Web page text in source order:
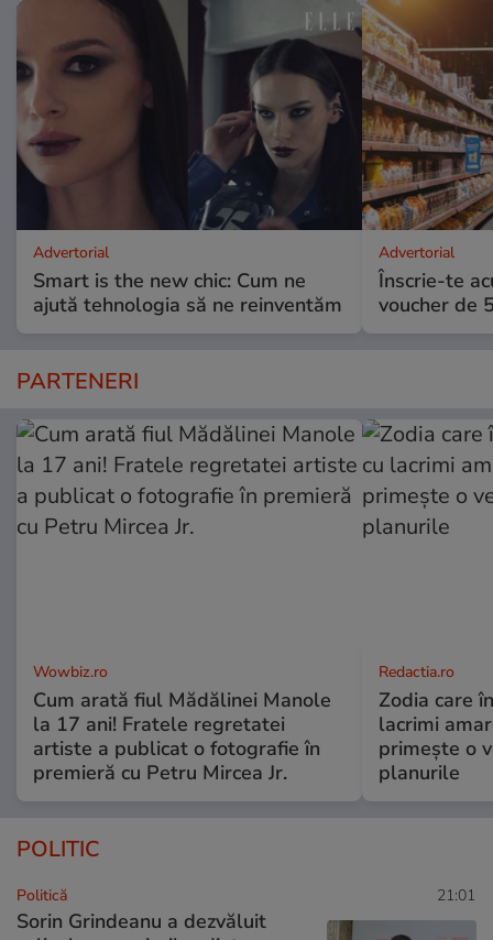
Advertorial
Smart is the new chic: Cum ne
ajută tehnologia să ne reinventăm
Advertorial
Înscrie-te
voucher de
PARTENERI
Wowbiz.ro
Cum arată fiul Mădălinei Manole
la 17 ani! Fratele regretatei
artiste a publicat o fotografie în
premieră cu Petru Mircea Jr.
Redactia.ro
Zodia care
lacrimi
primește o
planurile
POLITIC
Politică 21:01
Sorin Grindeanu a dezvăluit